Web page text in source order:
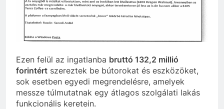
Ezen felül az ingatlanba bruttó 132,2 millió
forintért szereztek be bútorokat és eszközöket,
sok esetben egyedi megrendelésre, amelyek
messze túlmutatnak egy átlagos szolgálati lakás
funkcionális keretein.